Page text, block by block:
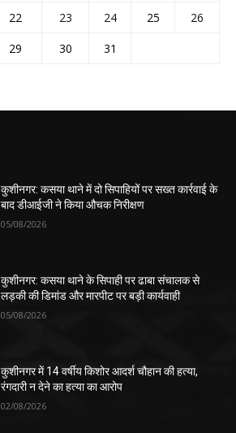
22 23 24 25
26
29 30
31
कुशीनगर: कसया थाने में दो सिपाहियों पर सख्त कार्रवाई के
बाद डीआईजी ने किया औचक निरीक्षण
05/08/2026
कुशीनगर: कसया थाने के सिपाही पर ढाबा संचालक से
लड़की की डिमांड और मारपीट पर बड़ी कार्यवाही
05/08/2026
कुशीनगर में 14 वर्षीय किशोर आदर्श चौहान की हत्या,
रंगदारी न देने का हत्या का आरोप
02/08/2026